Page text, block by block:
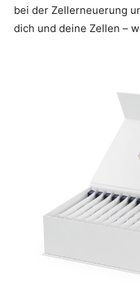
bei der Zellerneuerung
dich und deine Zellen –